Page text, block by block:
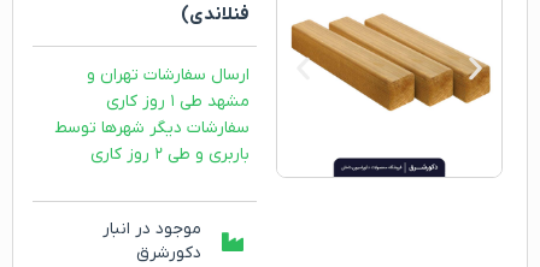
فنلاندی)
ارسال سفارشات تهران و
مشهد طی ۱ روز کاری
سفارشات دیگر شهرها توسط
باربری و طی ۲ روز کاری
موجود در انبار
دکورشرق